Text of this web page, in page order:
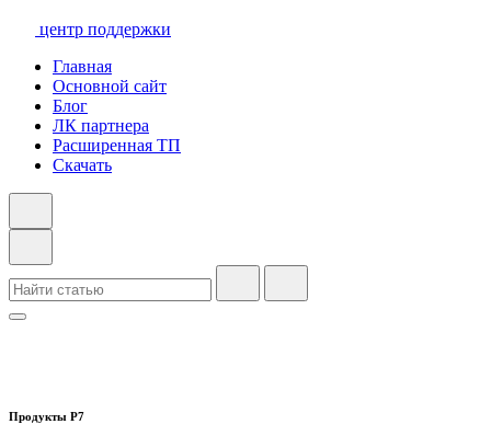
центр поддержки
Главная
Основной сайт
Блог
ЛК партнера
Расширенная ТП
Скачать
Продукты Р7